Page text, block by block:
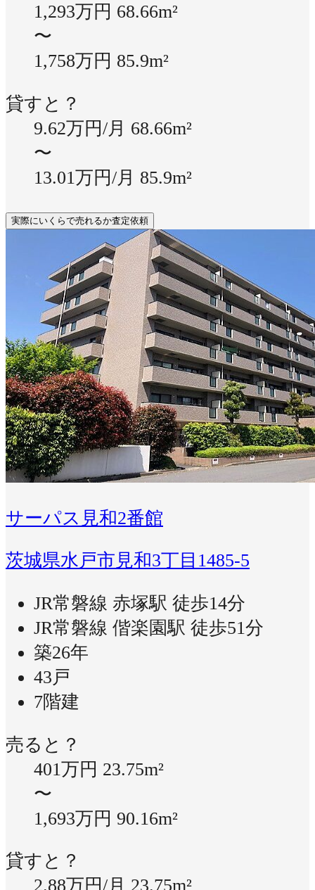
1,293万円 68.66m²
〜
1,758万円 85.9m²
貸すと？
9.62万円/月 68.66m²
〜
13.01万円/月 85.9m²
実際にいくらで売れるか査定依頼
サーパス見和2番館
茨城県水戸市見和3丁目1485-5
JR常磐線 赤塚駅 徒歩14分
JR常磐線 偕楽園駅 徒歩51分
築26年
43戸
7階建
売ると？
401万円 23.75m²
〜
1,693万円 90.16m²
貸すと？
2.88万円/月 23.75m²